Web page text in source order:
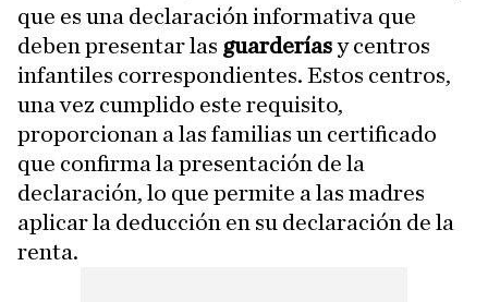
que es una declaración informativa que
deben presentar las guarderíasy centros
infantiles correspondientes. Estos centros,
una vez cumplido este requisito,
proporcionan a las familias un certificado
que confirma la presentación de la
declaración, lo que permite a las madres
aplicar la deducción en su declaración de la
renta.